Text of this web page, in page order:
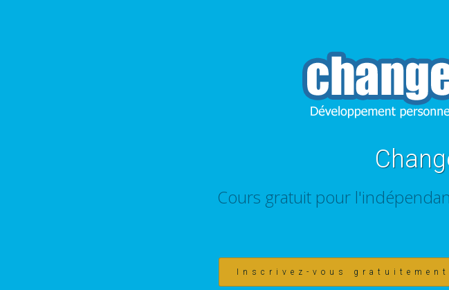
Cours gratuit pour
Inscrivez-vous